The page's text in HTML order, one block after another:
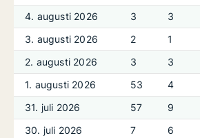
4. augusti 2026
3 3
3. augusti 2026
2 1
2. augusti 2026
3 3
1. augusti 2026
53 4
31. juli 2026
57 9
30. juli 2026
7 6